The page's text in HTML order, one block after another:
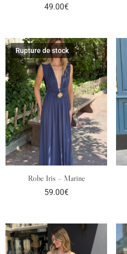
49.00€
Rupture de stock
Robe Iris – Marine
59.00€